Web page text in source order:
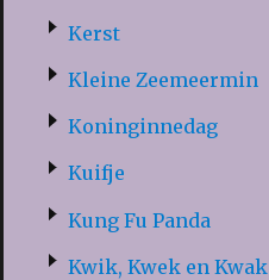
Kerst
Kleine Zeemeermin
Koninginnedag
Kuifje
Kung Fu Panda
Kwik, Kwek en Kwak